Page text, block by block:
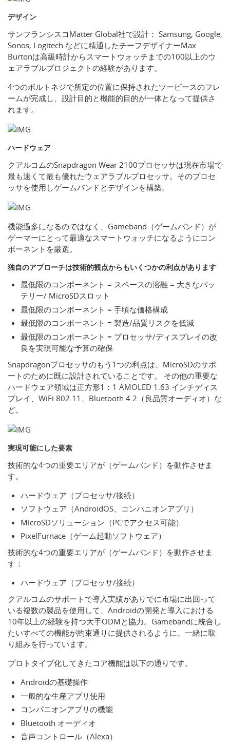
デザイン
サンフランシスコMatter Global社で設計： Samsung, Google,
Sonos, Logitech.などに精通したチーフデザイナーMax
Burtonは高級時計からスマートウォッチまでの100以上のウ
ェアラブルプロジェクトの経験があります。
4つのボルトネジで所定の位置に保持されたツーピースのフレ
ームが完成し、設計目的と機能的目的が一体となって提供さ
れます。
ハードウェア
クアルコムのSnapdragon Wear 2100プロセッサは現在市場で
最も速くて最も優れたウェアラブルプロセッサ。そのプロセ
ッサを使用しゲームバンドとデザインを構築。
機能過多になるのではなく、Gameband（ゲームバンド）が
ゲーマーにとって最適なスマートウォッチになるようにコン
ポーネントを厳選。
独自のアプローチは技術的観点からもいくつかの利点があります
最低限のコンポーネント = スペースの溶融 = 大きなバッ
テリー/ MicroSDスロット
最低限のコンポーネント = 手頃な価格構成
最低限のコンポーネント = 製造/品質リスクを低減
最低限のコンポーネント = プロセッサ/ディスプレイの改
良を実現可能な予算の確保
Snapdragonプロセッサのもう1つの利点は、MicroSDのサポ
ートのために既に設計されていることです。 その他の重要な
ハードウェア領域は正方形1：1 AMOLED 1.63 インチディス
プレイ、WiFi 802.11、Bluetooth 4.2（良品質オーディオ）な
ど。
実現可能にした要素
技術的な4つの重要エリアが（ゲームバンド）を動作させま
す。
ハードウェア（プロセッサ/接続）
ソフトウェア（AndroidOS、コンパニオンアプリ）
MicroSDソリューション（PCでアクセス可能）
PixelFurnace（ゲーム起動ソフトウェア）
技術的な4つの重要エリアが（ゲームバンド）を動作させま
す：
ハードウェア（プロセッサ/接続）
クアルコムのサポートで導入実績がありでに市場に出回って
いる複数の製品を使用して、Androidの開発と導入における
10年以上の経験を持つ大手ODMと協力。Gamebandに統合し
たいすべての機能が約束通りに提供されるように、一緒に取
り組みを行っています。
プロトタイプ化してきたコア機能は以下の通りです。
Androidの基礎操作
一般的な生産アプリ使用
コンパニオンアプリの機能
Bluetooth オーディオ
音声コントロール（Alexa）